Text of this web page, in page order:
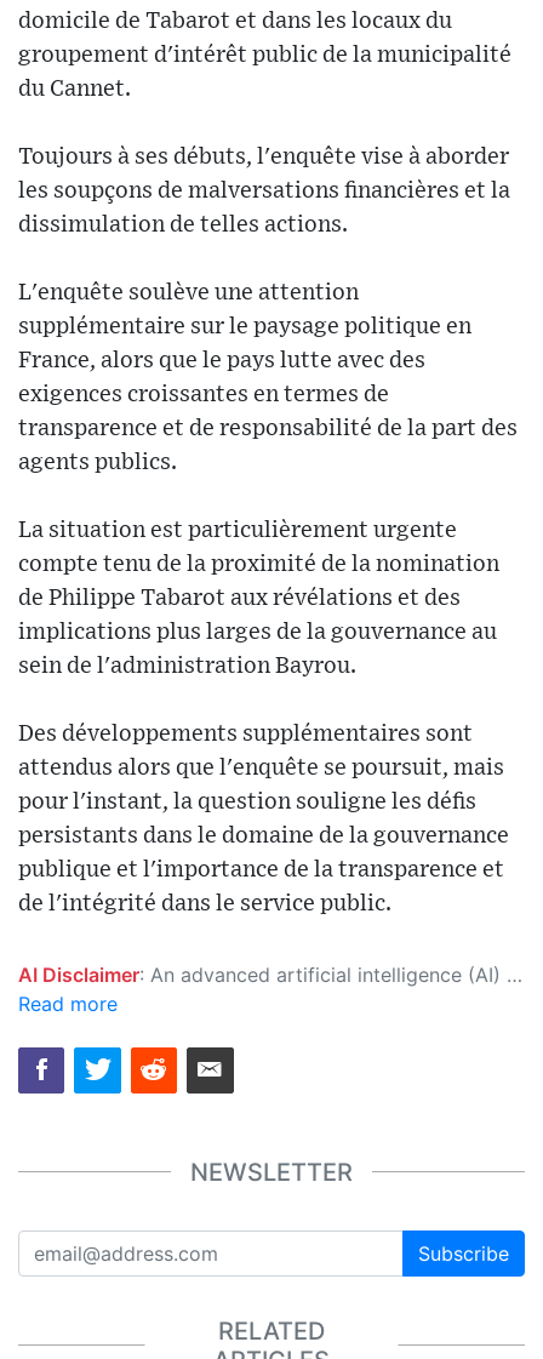
domicile de Tabarot et dans les locaux du
groupement d'intérêt public de la municipalité
du Cannet.
Toujours à ses débuts, l'enquête vise à aborder
les soupçons de malversations financières et la
dissimulation de telles actions.
L'enquête soulève une attention
supplémentaire sur le paysage politique en
France, alors que le pays lutte avec des
exigences croissantes en termes de
transparence et de responsabilité de la part des
agents publics.
La situation est particulièrement urgente
compte tenu de la proximité de la nomination
de Philippe Tabarot aux révélations et des
implications plus larges de la gouvernance au
sein de l'administration Bayrou.
Des développements supplémentaires sont
attendus alors que l'enquête se poursuit, mais
pour l'instant, la question souligne les défis
persistants dans le domaine de la gouvernance
publique et l'importance de la transparence et
de l'intégrité dans le service public.
AI Disclaimer: An advanced artificial intelligence (AI) system generated the content of this page on its own. This innovative technology conducts extensive research from a variety of reliable sources, performs rigorous fact-checking and verification, cleans up and balances biased or manipulated content, and presents a minimal factual summary that is just enough yet essential for you to function as an informed and educated citizen. Please keep in mind, however, that this system is an evolving technology, and as a result, the article may contain accidental inaccuracies or errors. We urge you to help us improve our site by reporting any inaccuracies you find using the "
Read more
NEWSLETTER
Subscribe
RELATED